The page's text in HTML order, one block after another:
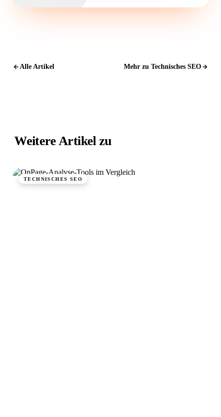
Alle Artikel Mehr zu Technisches SEO
Weitere Artikel zu
TECHNISCHES SEO